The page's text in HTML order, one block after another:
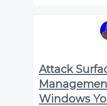
Attack
Windows